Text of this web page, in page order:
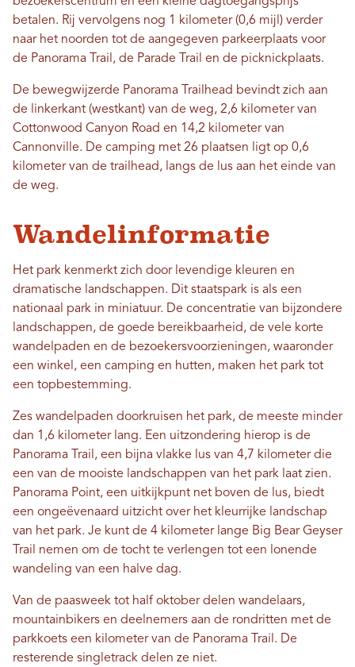
betalen. Rij vervolgens nog 1 kilometer (0,6 mijl) verder
naar het noorden tot de aangegeven parkeerplaats voor
de Panorama Trail, de Parade Trail en de picknickplaats.
De bewegwijzerde Panorama Trailhead bevindt zich aan
de linkerkant (westkant) van de weg, 2,6 kilometer van
Cottonwood Canyon Road en 14,2 kilometer van
Cannonville. De camping met 26 plaatsen ligt op 0,6
kilometer van de trailhead, langs de lus aan het einde van
de weg.
Wandelinformatie
Het park kenmerkt zich door levendige kleuren en
dramatische landschappen. Dit staatspark is als een
nationaal park in miniatuur. De concentratie van bijzondere
landschappen, de goede bereikbaarheid, de vele korte
wandelpaden en de bezoekersvoorzieningen, waaronder
een winkel, een camping en hutten, maken het park tot
een topbestemming.
Zes wandelpaden doorkruisen het park, de meeste minder
dan 1,6 kilometer lang. Een uitzondering hierop is de
Panorama Trail, een bijna vlakke lus van 4,7 kilometer die
een van de mooiste landschappen van het park laat zien.
Panorama Point, een uitkijkpunt net boven de lus, biedt
een ongeëvenaard uitzicht over het kleurrijke landschap
van het park. Je kunt de 4 kilometer lange Big Bear Geyser
Trail nemen om de tocht te verlengen tot een lonende
wandeling van een halve dag.
Van de paasweek tot half oktober delen wandelaars,
mountainbikers en deelnemers aan de rondritten met de
parkkoets een kilometer van de Panorama Trail. De
resterende singletrack delen ze niet.